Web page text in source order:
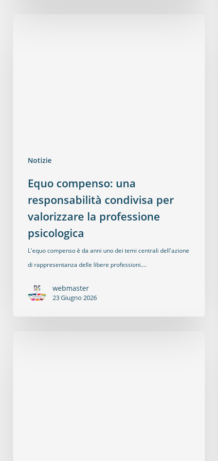
Notizie
Equo compenso: una
responsabilità condivisa per
valorizzare la professione
psicologica
L'equo compenso è da anni uno dei temi centrali dell'azione
di rappresentanza delle libere professioni.…
webmaster
23 Giugno 2026